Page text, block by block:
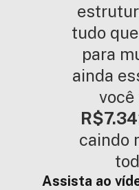
tudo
para
ainda
você
caindo
Assista ao